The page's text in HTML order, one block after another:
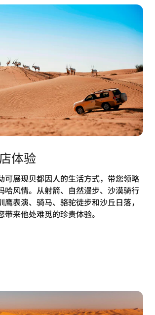
体验
可展现贝都因人的生活方式，带您领略
哈风情。从射箭、自然漫步、沙漠骑行
鹰表演、骑马、骆驼徒步和沙丘日落，
带来他处难觅的珍贵体验。